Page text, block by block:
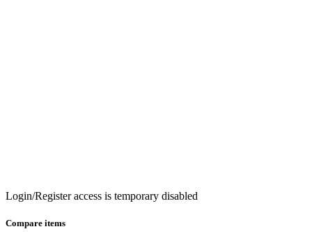
Login/Register access is temporary disabled
Compare items